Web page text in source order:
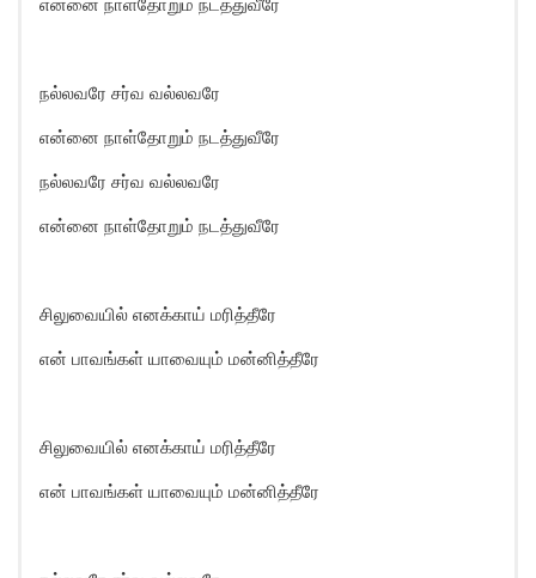
நல்லவரே சர்வ வல்லவரே
என்னை நாள்தோறும் நடத்துவீரே
நல்லவரே சர்வ வல்லவரே
என்னை நாள்தோறும் நடத்துவீரே
சிலுவையில் எனக்காய் மரித்தீரே
என் பாவங்கள் யாவையும் மன்னித்தீரே
சிலுவையில் எனக்காய் மரித்தீரே
என் பாவங்கள் யாவையும் மன்னித்தீரே